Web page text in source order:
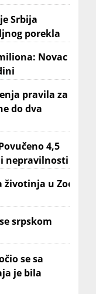
Srbija
porekla
Novac
pravila za
do dva
4,5
nepravilnosti
u Zoo
srpskom
se sa
je bila